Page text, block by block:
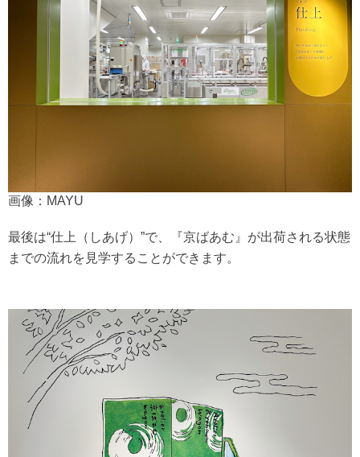
画像：MAYU
最後は“仕上（しあげ）”で、『京ばあむ』が出荷される状態
までの流れを見学することができます。